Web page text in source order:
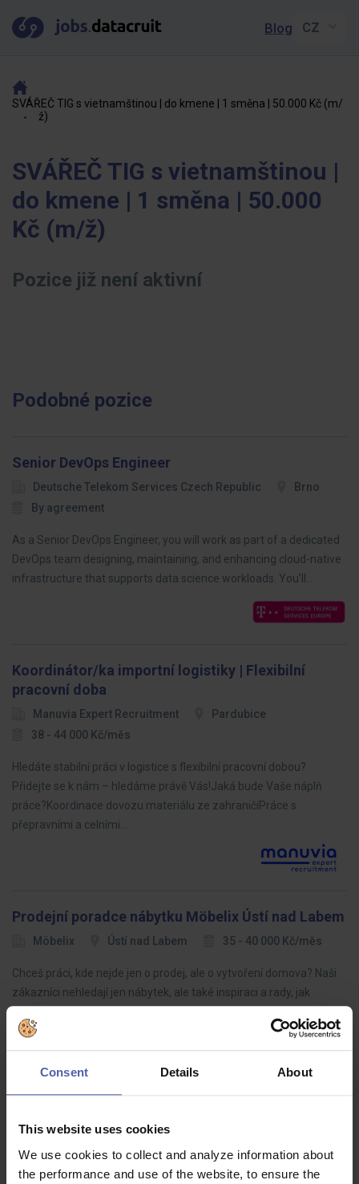
Consent Details About
This website uses cookies
We use cookies to collect and analyze information about
the performance and use of the website, to ensure the
Blog
SVÁŘEČ TIG s vietnamštinou | do kmene | 1 směna | 50.000 Kč (m/
ž)
SVÁŘEČ TIG s vietnamštinou |
do kmene | 1 směna | 50.000
Kč (m/ž)
Pozice již není aktivní
Podobné pozice
Senior DevOps Engineer
Deutsche Telekom Services Czech Republic
Brno
By agreement
As a Senior DevOps Engineer, you will work as part of a dedicated
DevOps team designing, maintaining, and enhancing cloud-native
infrastructure that supports data science workloads. You’ll…
Koordinátor/ka importní logistiky | Flexibilní
pracovní doba
Manuvia Expert Recruitment
Pardubice
38 - 44 000 Kč/měs
Hledáte stabilní práci v logistice s flexibilní pracovní dobou?
Přidejte se k nám – hledáme právě Vás!Jaká bude Vaše náplň
práce?Koordinace dovozu materiálu ze zahraničíPráce s
přepravními a celními…
Prodejní poradce nábytku Möbelix Ústí nad Labem
Möbelix Ústí nad Labem 35 - 40 000 Kč/měs
Chceš práci, kde nejde jen o prodej, ale o vytvoření domova? Naši
zákazníci nehledají jen nábytek, ale také inspiraci a rady, jak
tak…
LEAN specialista (ž/m)
70 - 85 000 Kč/měs